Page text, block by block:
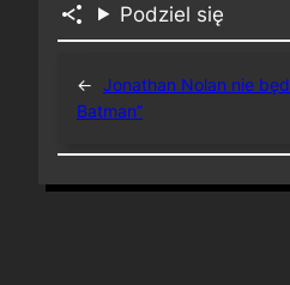
Podziel się
← Jonathan Nolan nie
Batman”